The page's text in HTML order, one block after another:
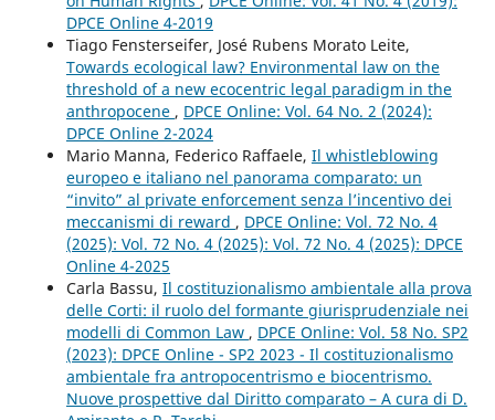
DPCE Online 4-2019
Tiago Fensterseifer, José Rubens Morato Leite,
Towards ecological law? Environmental law on the
threshold of a new ecocentric legal paradigm in the
anthropocene , DPCE Online: Vol. 64 No. 2 (2024):
DPCE Online 2-2024
Mario Manna, Federico Raffaele, Il whistleblowing
europeo e italiano nel panorama comparato: un
“invito” al private enforcement senza l’incentivo dei
meccanismi di reward , DPCE Online: Vol. 72 No. 4
(2025): Vol. 72 No. 4 (2025): Vol. 72 No. 4 (2025): DPCE
Online 4-2025
Carla Bassu, Il costituzionalismo ambientale alla prova
delle Corti: il ruolo del formante giurisprudenziale nei
modelli di Common Law , DPCE Online: Vol. 58 No. SP2
(2023): DPCE Online - SP2 2023 - Il costituzionalismo
ambientale fra antropocentrismo e biocentrismo.
Nuove prospettive dal Diritto comparato – A cura di D.